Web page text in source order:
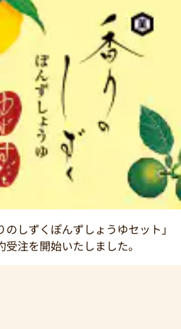
のしずくぽんずしょうゆセット」
受注を開始いたしました。